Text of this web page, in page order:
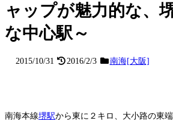
ャップが魅力的な、
な中心駅～
2015/10/31 2016/2/3 南海[大阪]
南海本線堺駅から東に２キロ、大小路の東